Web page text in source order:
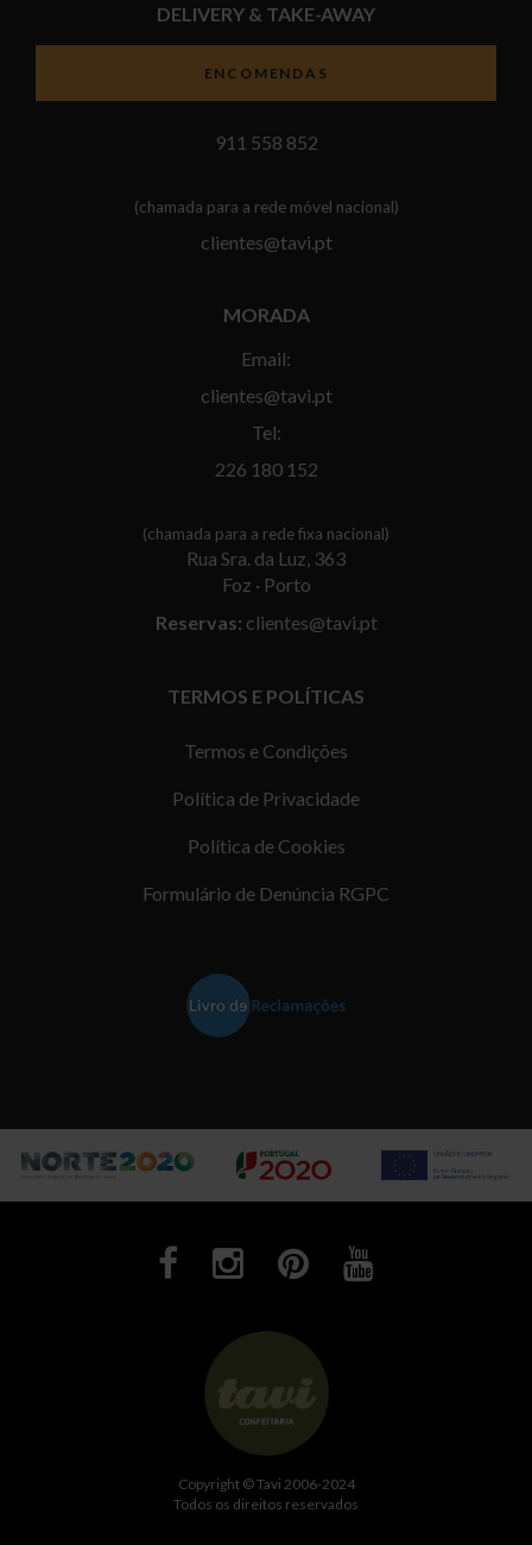
DELIVERY & TAKE-AWAY
ENCOMENDAS
911 558 852
(chamada para a rede móvel nacional)
clientes@tavi.pt
MORADA
Email:
clientes@tavi.pt
Tel:
226 180 152
(chamada para a rede fixa nacional)
Rua Sra. da Luz, 363
Foz · Porto
Reservas: clientes@tavi.pt
TERMOS E POLÍTICAS
Termos e Condições
Política de Privacidade
Política de Cookies
Formulário de Denúncia RGPC
Copyright ©Tavi 2006-2024
Todos os direitos reservados